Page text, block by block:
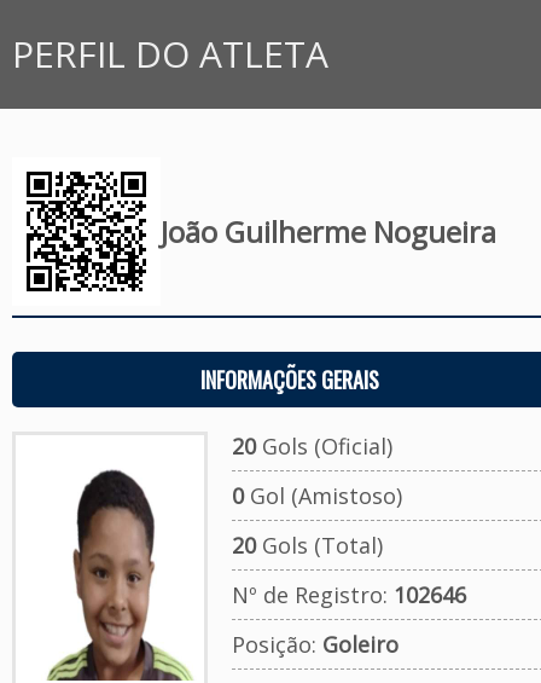
PERFIL DO ATLETA
João Guilherme Nogueira
INFORMAÇÕES GERAIS
20Gols (Oficial)
0Gol (Amistoso)
20Gols (Total)
Nº de Registro: 102646
Posição: Goleiro